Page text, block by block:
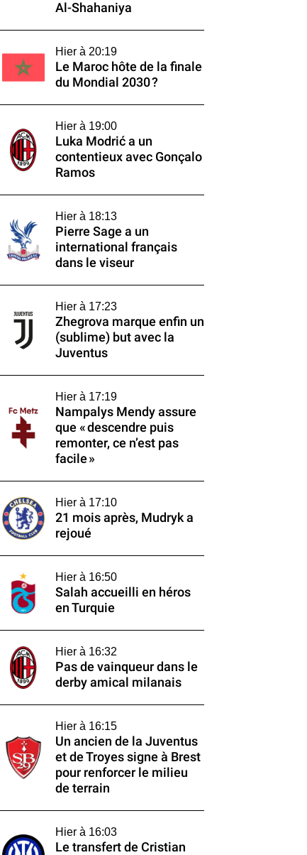
Al-Shahaniya
Hier à 20:19
Le Maroc hôte de la finale
du Mondial 2030 ?
Hier à 19:00
Luka Modrić a un
contentieux avec Gonçalo
Ramos
Hier à 18:13
Pierre Sage a un
international français
dans le viseur
Hier à 17:23
Zhegrova marque enfin un
(sublime) but avec la
Juventus
Hier à 17:19
Nampalys Mendy assure
que « descendre puis
remonter, ce n’est pas
facile »
Hier à 17:10
21 mois après, Mudryk a
rejoué
Hier à 16:50
Salah accueilli en héros
en Turquie
Hier à 16:32
Pas de vainqueur dans le
derby amical milanais
Hier à 16:15
Un ancien de la Juventus
et de Troyes signe à Brest
pour renforcer le milieu
de terrain
Hier à 16:03
Le transfert de Cristian